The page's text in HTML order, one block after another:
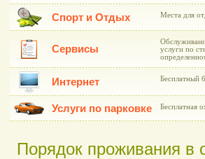
Спорт и Отдых Места для
Сервисы
услуги по
Интернет Бесплатный
Услуги по парковке Бесплатная
Порядок проживания в